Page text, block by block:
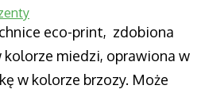
eco-print, zdobiona
miedzi, oprawiona w
w kolorze brzozy. Może